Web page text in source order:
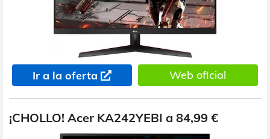
Ir a la oferta Web oficial
¡CHOLLO! Acer KA242YEBI a 84,99 €